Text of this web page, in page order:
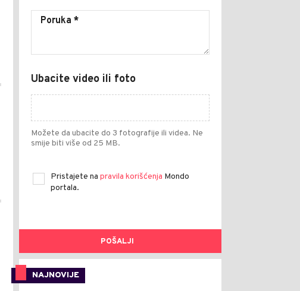
Ubacite video ili foto
Možete da ubacite do 3 fotografije ili videa. Ne
smije biti više od 25 MB.
Pristajete na pravila korišćenja Mondo
portala.
POŠALJI
NAJNOVIJE